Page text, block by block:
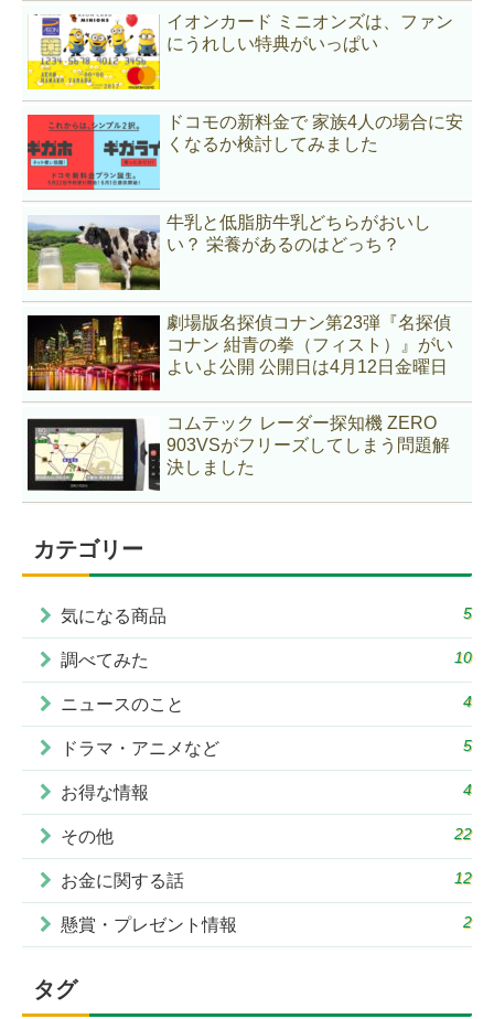
イオンカード ミニオンズは、ファン
にうれしい特典がいっぱい
ドコモの新料金で 家族4人の場合に安
くなるか検討してみました
牛乳と低脂肪牛乳どちらがおいし
い？ 栄養があるのはどっち？
劇場版名探偵コナン第23弾『名探偵
コナン 紺青の拳（フィスト）』がい
よいよ公開 公開日は4月12日金曜日
コムテック レーダー探知機 ZERO
903VSがフリーズしてしまう問題解
決しました
カテゴリー
気になる商品 5
調べてみた 10
ニュースのこと 4
ドラマ・アニメなど 5
お得な情報 4
その他 22
お金に関する話 12
懸賞・プレゼント情報 2
タグ